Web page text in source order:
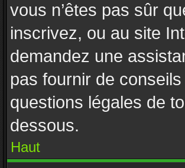
vous n’êtes pas sûr
inscrivez, ou au site
demandez une
pas fournir de
questions légales de
dessous.
Haut